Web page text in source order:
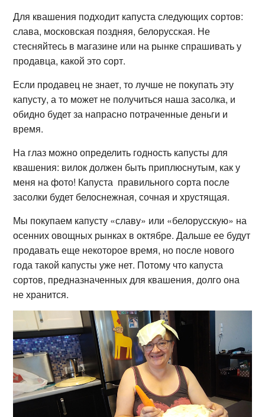
Для квашения подходит капуста следующих сортов:
слава, московская поздняя, белорусская. Не
стесняйтесь в магазине или на рынке спрашивать у
продавца, какой это сорт.
Если продавец не знает, то лучше не покупать эту
капусту, а то может не получиться наша засолка, и
обидно будет за напрасно потраченные деньги и
время.
На глаз можно определить годность капусты для
квашения: вилок должен быть приплюснутым, как у
меня на фото! Капуста правильного сорта после
засолки будет белоснежная, сочная и хрустящая.
Мы покупаем капусту «славу» или «белорусскую» на
осенних овощных рынках в октябре. Дальше ее будут
продавать еще некоторое время, но после нового
года такой капусты уже нет. Потому что капуста
сортов, предназначенных для квашения, долго она
не хранится.